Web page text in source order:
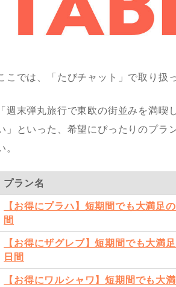
こでは、「たびチャット」で取り扱
「週末弾丸旅行で東欧の街並みを満
」といった、希望にぴったりのプラ
。
プラン名
【お得にプラハ】短期間でも大満足
間
【お得にザグレブ】短期間でも大満
日間
【お得にワルシャワ】短期間でも大